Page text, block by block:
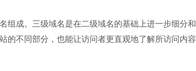
组成。三级域名是在二级域名的基础上进一步细分和
的不同部分，也能让访问者更直观地了解所访问内容